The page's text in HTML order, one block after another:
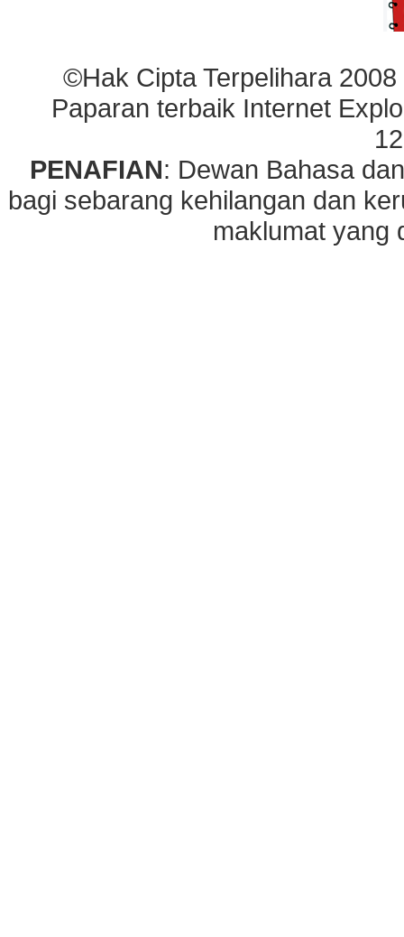
©Hak Cipta Terpelihara
Paparan terbaik Internet
PENAFIAN: Dewan Bahasa
bagi sebarang kehilangan dan
maklumat yang